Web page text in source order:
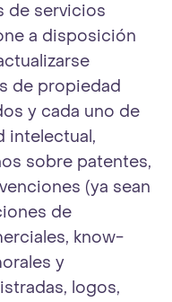
de servicios
a disposición
de propiedad
y cada uno de
intelectual,
sobre patentes,
(ya sean
de
know-
y
logos,